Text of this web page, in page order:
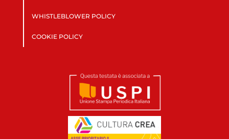
WHISTLEBLOWER POLICY
COOKIE POLICY